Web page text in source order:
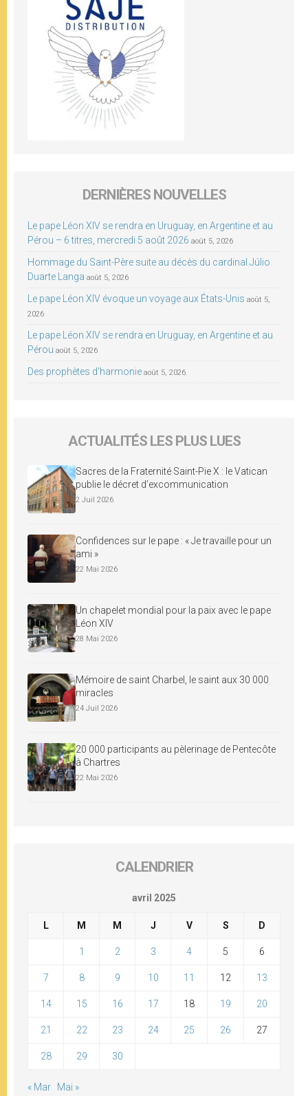
DERNIÈRES NOUVELLES
Le pape Léon XIV se rendra en Uruguay, en Argentine et au
Pérou – 6 titres, mercredi 5 août 2026 août 5, 2026
Hommage du Saint-Père suite au décès du cardinal Júlio
Duarte Langa août 5, 2026
Le pape Léon XIV évoque un voyage aux États-Unis août 5,
2026
Le pape Léon XIV se rendra en Uruguay, en Argentine et au
Pérou août 5, 2026
Des prophètes d’harmonie août 5, 2026
ACTUALITÉS LES PLUS LUES
Sacres de la Fraternité Saint-Pie X : le Vatican
publie le décret d’excommunication
2 Juil 2026
Confidences sur le pape : « Je travaille pour un
ami »
22 Mai 2026
Un chapelet mondial pour la paix avec le pape
Léon XIV
28 Mai 2026
Mémoire de saint Charbel, le saint aux 30 000
miracles
24 Juil 2026
20 000 participants au pèlerinage de Pentecôte
à Chartres
22 Mai 2026
CALENDRIER
avril 2025
L M M J V S D
1 2 3 4 5 6
7 8 9 10 11 12 13
14 15 16 17 18 19 20
21 22 23 24 25 26 27
28 29 30
« Mar Mai »